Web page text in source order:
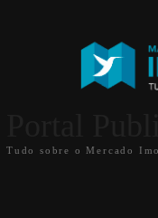
Tudo sobre o Mercado